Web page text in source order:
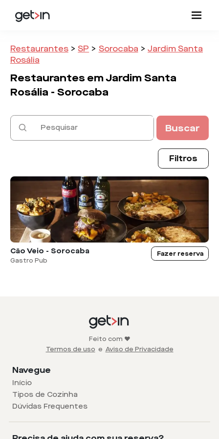
Restaurantes > SP > Sorocaba > Jardim Santa
Rosália
Restaurantes emJardim Santa
Rosália - Sorocaba
Buscar
Filtros
Cão Veio - Sorocaba
Gastro Pub
Fazer reserva
Feito com ❤️
Termos de uso e Aviso de Privacidade
Navegue
Início
Tipos de Cozinha
Dúvidas Frequentes